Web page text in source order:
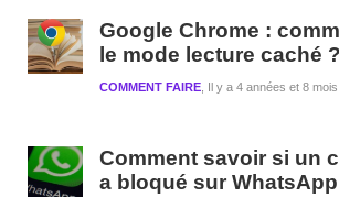
Google Chrome :
le mode lecture caché ?
Il y a 4 années et 8 mois
COMMENT FAIRE
Comment savoir si un
a bloqué sur WhatsApp